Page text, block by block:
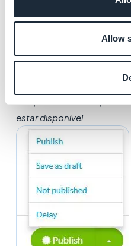
Allow
ficará visível para seus
útil para informar os
artigo deve ser revisado
-Programar*: A
estar disponível